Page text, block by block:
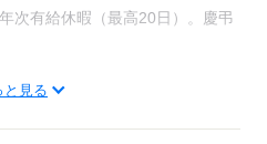
次有給休暇（最高20日）。慶弔
！まとまった長期休暇も取得可
と見る